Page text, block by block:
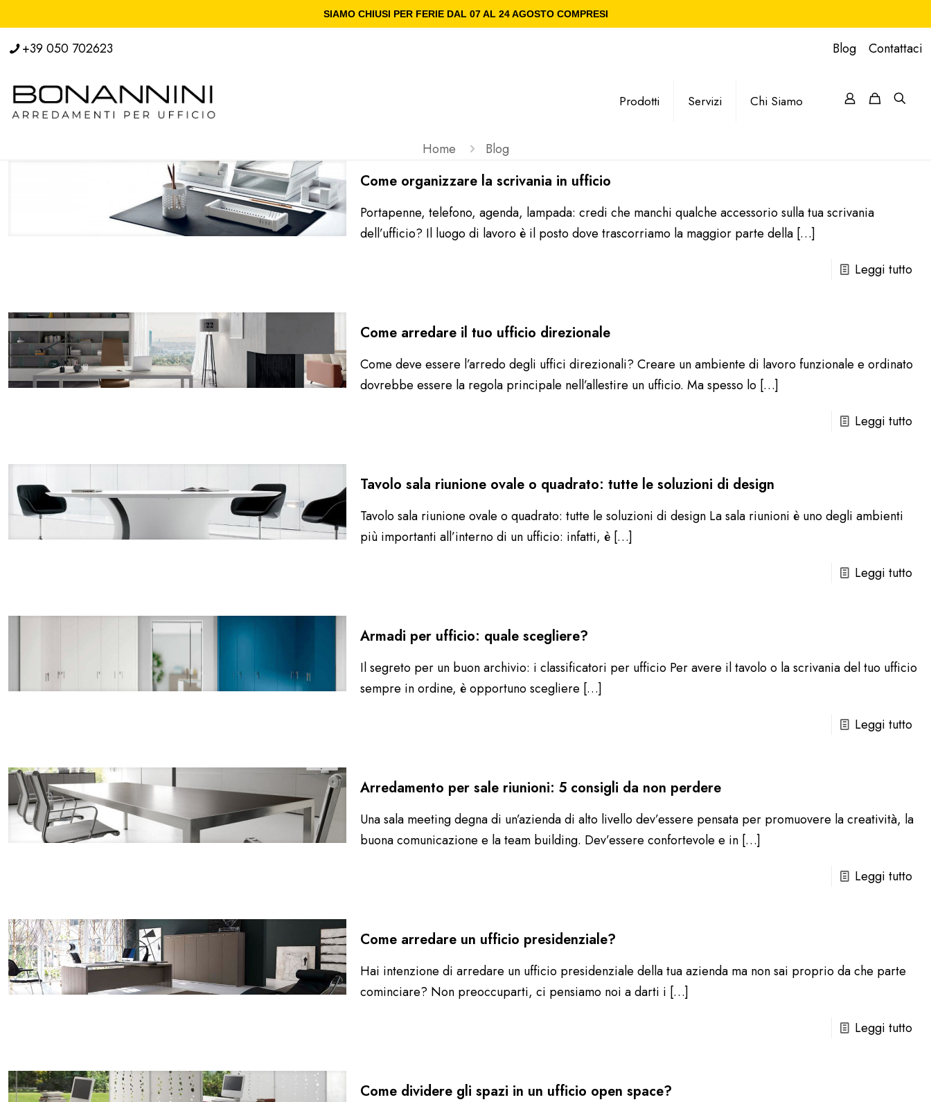
SIAMO CHIUSI PER FERIE DAL 07 AL 24 AGOSTO COMPRESI
+39 050 702623 Blog Contattaci
Prodotti Servizi Chi Siamo
Home Blog
Come organizzare la scrivania in ufficio
Portapenne, telefono, agenda, lampada: credi che manchi qualche accessorio sulla tua scrivania
dell’ufficio? Il luogo di lavoro è il posto dove trascorriamo la maggior parte della […]
Leggi tutto
Come arredare il tuo ufficio direzionale
Come deve essere l’arredo degli uffici direzionali? Creare un ambiente di lavoro funzionale e ordinato
dovrebbe essere la regola principale nell’allestire un ufficio. Ma spesso lo […]
Leggi tutto
Tavolo sala riunione ovale o quadrato: tutte le soluzioni di design
Tavolo sala riunione ovale o quadrato: tutte le soluzioni di design La sala riunioni è uno degli ambienti
più importanti all’interno di un ufficio: infatti, è […]
Leggi tutto
Armadi per ufficio: quale scegliere?
Il segreto per un buon archivio: i classificatori per ufficio Per avere il tavolo o la scrivania del tuo ufficio
sempre in ordine, è opportuno scegliere […]
Leggi tutto
Arredamento per sale riunioni: 5 consigli da non perdere
Una sala meeting degna di un’azienda di alto livello dev’essere pensata per promuovere la creatività, la
buona comunicazione e la team building. Dev’essere confortevole e in […]
Leggi tutto
Come arredare un ufficio presidenziale?
Hai intenzione di arredare un ufficio presidenziale della tua azienda ma non sai proprio da che parte
cominciare? Non preoccuparti, ci pensiamo noi a darti i […]
Leggi tutto
Come dividere gli spazi in un ufficio open space?